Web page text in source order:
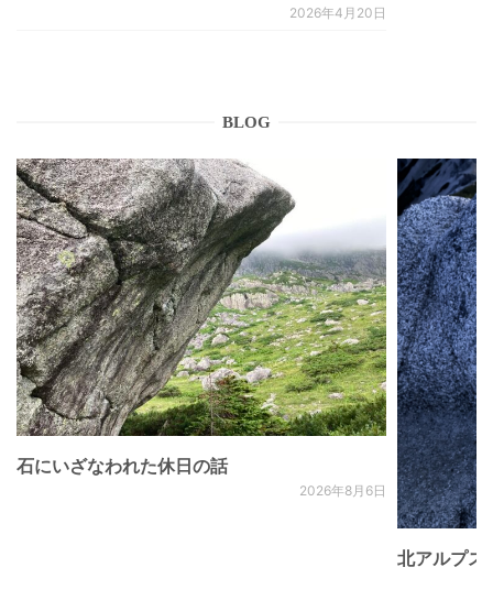
2026年4月20日
BLOG
石にいざなわれた休日の話
2026年8月6日
北アルプ